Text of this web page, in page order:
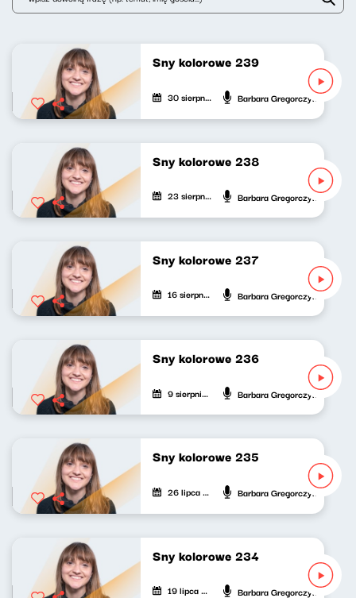
Sny kolorowe 239
30 sierpnia 2025 Barbara Gregorczyk
Sny kolorowe 238
23 sierpnia 2025 Barbara Gregorczyk
Sny kolorowe 237
16 sierpnia 2025 Barbara Gregorczyk
Sny kolorowe 236
9 sierpnia 2025 Barbara Gregorczyk
Sny kolorowe 235
26 lipca 2025 Barbara Gregorczyk
Sny kolorowe 234
19 lipca 2025 Barbara Gregorczyk